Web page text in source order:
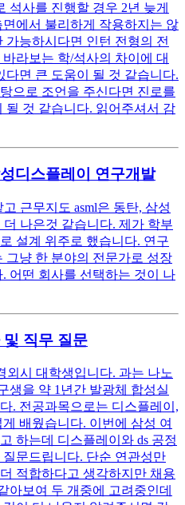
석사를 진행할 경우 2년 늦게
에서 불리하게 작용하지는 않
가능하시다면 인턴 전형의 전
라보는 학/석사의 차이에 대
다면 큰 도움이 될 것 같습니다.
으로 조언을 주신다면 진로를
될 것 같습니다. 읽어주셔서 감
디스플레이 연구개발
근무지도 asml은 동탄, 삼성
더 나은것 같습니다. 제가 학부
설계 위주로 했습니다. 연구
그냥 한 분야의 전문가로 성장
어떤 회사를 선택하는 것이 나
직무 질문
외시 대학생입니다. 과는 나노
생을 약 1년간 발광체 합성실
. 전공과목으로는 디스플레이,
배웠습니다. 이번에 삼성 여
하는데 디스플레이와 ds 공정
문드립니다. 단순 연관성만
적합하다고 생각하지만 채용
아보여 두 개중에 고려중인데